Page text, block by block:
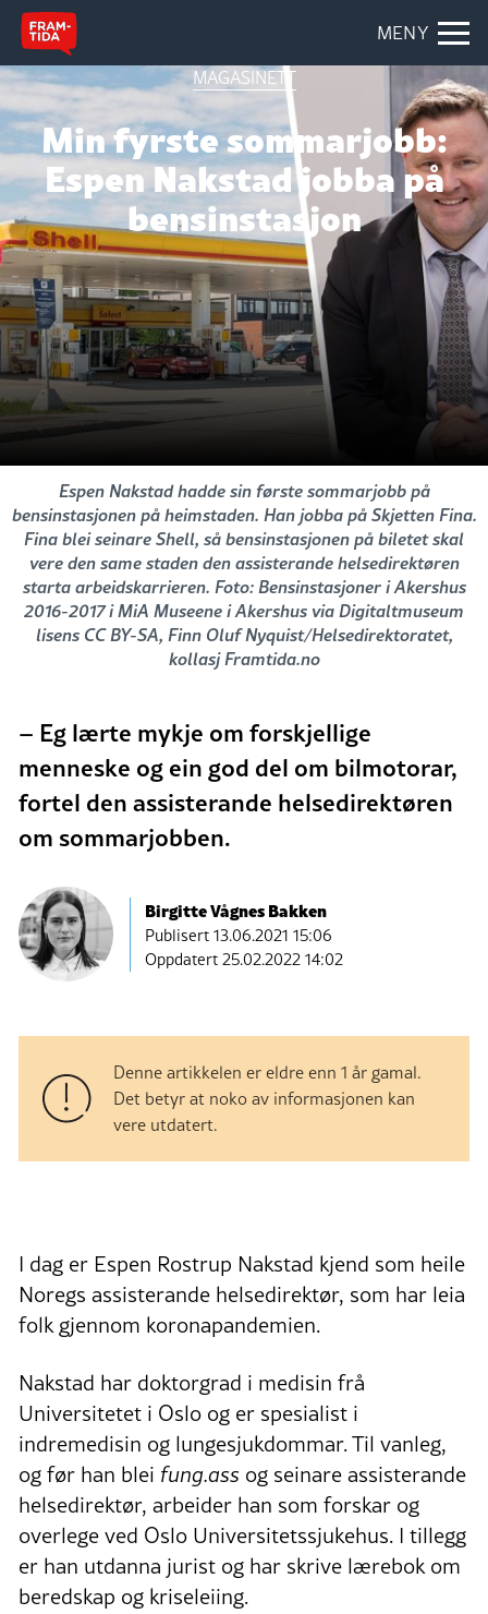
MENY
MAGASINETT
Min fyrste sommarjobb:
Espen Nakstad jobba på
bensinstasjon
Espen Nakstad hadde sin første sommarjobb på
bensinstasjonen på heimstaden. Han jobba på Skjetten Fina.
Fina blei seinare Shell, så bensinstasjonen på biletet skal
vere den same staden den assisterande helsedirektøren
starta arbeidskarrieren. Foto: Bensinstasjoner i Akershus
2016-2017 i MiA Museene i Akershus via Digitaltmuseum
lisens CC BY-SA, Finn Oluf Nyquist/Helsedirektoratet,
kollasj Framtida.no
– Eg lærte mykje om forskjellige
menneske og ein god del om bilmotorar,
fortel den assisterande helsedirektøren
om sommarjobben.
Birgitte Vågnes Bakken
Publisert13.06.2021 15:06
Oppdatert 25.02.2022 14:02
Denne artikkelen er eldre enn 1 år gamal.
Det betyr at noko av informasjonen kan
vere utdatert.
I dag er Espen Rostrup Nakstad kjend som heile
Noregs assisterande helsedirektør, som har leia
folk gjennom koronapandemien.
Nakstad har doktorgrad i medisin frå
Universitetet i Oslo og er spesialist i
indremedisin og lungesjukdommar. Til vanleg,
og før han blei fung.ass og seinare assisterande
helsedirektør, arbeider han som forskar og
overlege ved Oslo Universitetssjukehus. I tillegg
er han utdanna jurist og har skrive lærebok om
beredskap og kriseleiing.